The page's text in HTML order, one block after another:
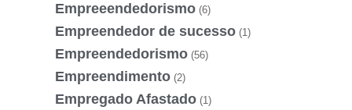
Empreeendedorismo (6)
Empreendedor de sucesso (1)
Empreendedorismo (56)
Empreendimento (2)
Empregado Afastado (1)